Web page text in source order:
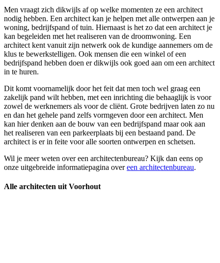
Men vraagt zich dikwijls af op welke momenten ze een architect
nodig hebben. Een architect kan je helpen met alle ontwerpen aan je
woning, bedrijfspand of tuin. Hiernaast is het zo dat een architect je
kan begeleiden met het realiseren van de droomwoning. Een
architect kent vanuit zijn netwerk ook de kundige aannemers om de
klus te bewerkstelligen. Ook mensen die een winkel of een
bedrijfspand hebben doen er dikwijls ook goed aan om een architect
in te huren.
Dit komt voornamelijk door het feit dat men toch wel graag een
zakelijk pand wilt hebben, met een inrichting die behaaglijk is voor
zowel de werknemers als voor de cliënt. Grote bedrijven laten zo nu
en dan het gehele pand zelfs vormgeven door een architect. Men
kan hier denken aan de bouw van een bedrijfspand maar ook aan
het realiseren van een parkeerplaats bij een bestaand pand. De
architect is er in feite voor alle soorten ontwerpen en schetsen.
Wil je meer weten over een architectenbureau? Kijk dan eens op
onze uitgebreide informatiepagina overeen architectenbureau.
Alle architecten uit Voorhout